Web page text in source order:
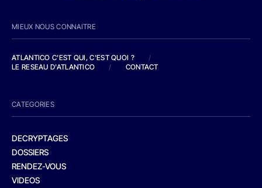
MIEUX NOUS CONNAITRE
ATLANTICO C'EST QUI, C'EST QUOI ?
/
LE RESEAU D'ATLANTICO
/ CONTACT
CATEGORIES
DECRYPTAGES
DOSSIERS
RENDEZ-VOUS
VIDEOS